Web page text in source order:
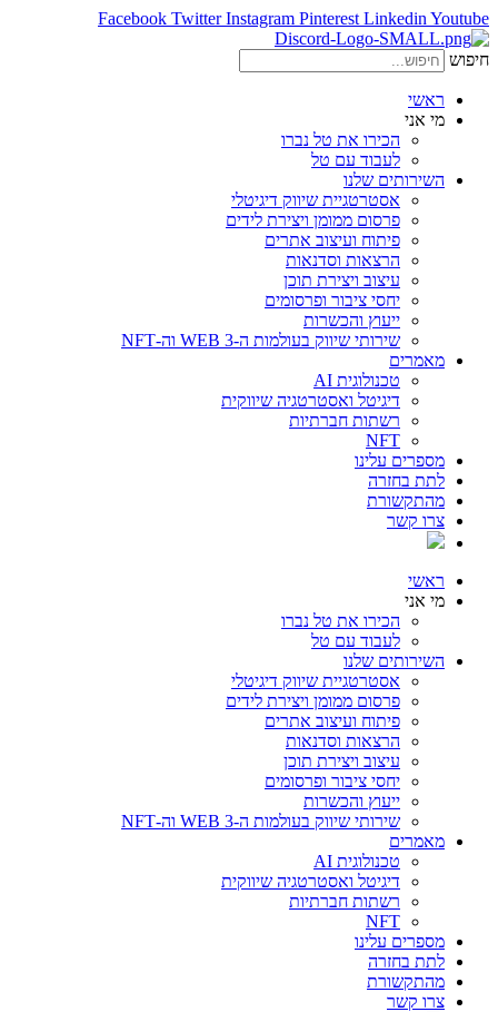
Facebook Twitter Instagram Pinterest Linkedin Youtube
חיפוש
ראשי
מי אני
הכירו את טל נברו
לעבוד עם טל
השירותים שלנו
אסטרטגיית שיווק דיגיטלי
פרסום ממומן ויצירת לידים
פיתוח ועיצוב אתרים
הרצאות וסדנאות
עיצוב ויצירת תוכן
יחסי ציבור ופרסומים
ייעוץ והכשרות
שירותי שיווק בעולמות ה-WEB 3 וה-NFT
מאמרים
טכנולוגית AI
דיגיטל ואסטרטגיה שיווקית
רשתות חברתיות
NFT
מספרים עלינו
לתת בחזרה
מהתקשורת
צרו קשר
ראשי
מי אני
הכירו את טל נברו
לעבוד עם טל
השירותים שלנו
אסטרטגיית שיווק דיגיטלי
פרסום ממומן ויצירת לידים
פיתוח ועיצוב אתרים
הרצאות וסדנאות
עיצוב ויצירת תוכן
יחסי ציבור ופרסומים
ייעוץ והכשרות
שירותי שיווק בעולמות ה-WEB 3 וה-NFT
מאמרים
טכנולוגית AI
דיגיטל ואסטרטגיה שיווקית
רשתות חברתיות
NFT
מספרים עלינו
לתת בחזרה
מהתקשורת
צרו קשר